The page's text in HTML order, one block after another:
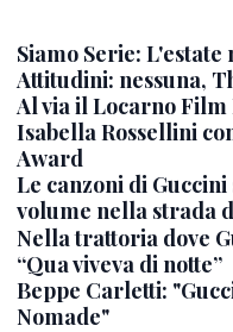
Siamo Serie: L'estate
Attitudini: nessuna,
Al via il Locarno
Isabella Rossellini
Award
Le canzoni di
volume nella strada
Nella trattoria dove
“Qua viveva di notte”
Beppe Carletti:
Nomade"